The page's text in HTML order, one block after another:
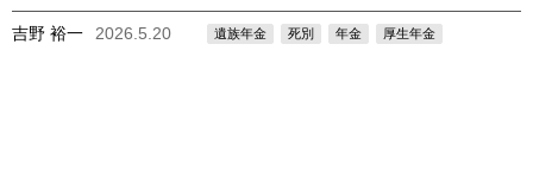
吉野 裕一 2026.5.20 遺族年金 死別 年金 厚生年金